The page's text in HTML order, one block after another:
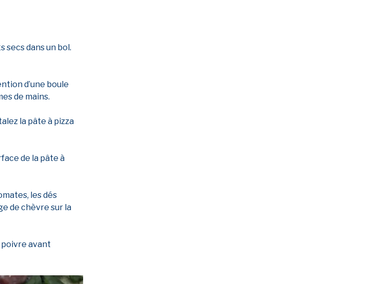
secs dans un bol.
d’une boule
de mains.
la pâte à pizza
de la pâte à
les dés
de chèvre sur la
poivre avant